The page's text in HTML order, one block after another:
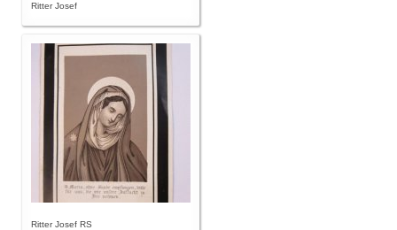
Ritter Josef
Ritter Josef RS